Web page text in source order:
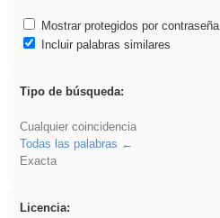
Mostrar protegidos por contraseña
Incluir palabras similares
Tipo de búsqueda:
Cualquier coincidencia
Todas las palabras
Exacta
Licencia: